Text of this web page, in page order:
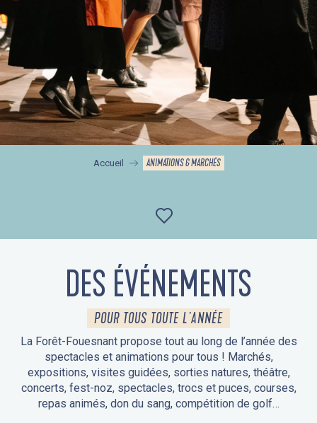
Accueil ANIMATIONS & MARCHÉS
Ajouter aux
DES ÉVÉNEMENTS
POUR TOUS TOUTE L'ANNÉE
La Forêt-Fouesnant propose tout au long de l’année des
spectacles et animations pour tous ! Marchés,
expositions, visites guidées, sorties natures, théâtre,
concerts, fest-noz, spectacles, trocs et puces, courses,
repas animés, don du sang, compétition de golf…